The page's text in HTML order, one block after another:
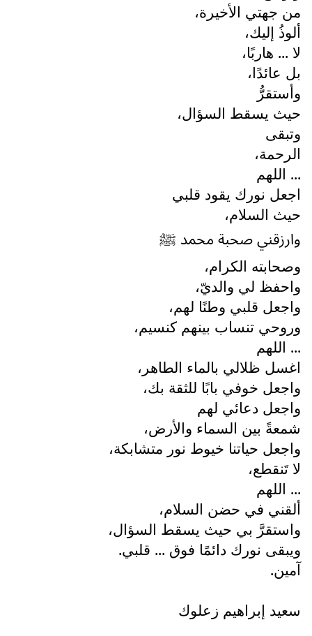
من جهتي الأخيرة،
ألوذُ إليك،
لا ... هاربًا،
بل عائدًا،
وأستقرُّ
حيث يسقط السؤال،
وتبقى
الرحمة،
... اللهم
اجعل نورك يقود قلبي
حيث السلام،
وارزقني صحبة محمد ﷺ
وصحابته الكرام،
واحفظ لي والديّ،
واجعل قلبي وطنًا لهم،
وروحي تنساب بينهم كنسيم،
... اللهم
اغسل ظلالي بالماء الطاهر،
واجعل خوفي بابًا للثقة بك،
واجعل دعائي لهم
شمعةً بين السماء والأرض،
واجعل حياتنا خيوط نور متشابكة،
لا تَنقطع،
... اللهم
ألقني في حضن السلام،
واستقرَّ بي حيث يسقط السؤال،
ويبقى نورك دائمًا فوق ... قلبي.
آمين.
سعيد إبراهيم زعلوك